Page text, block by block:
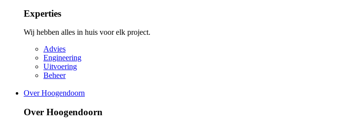
Experties
Wij hebben alles in huis voor elk project.
Advies
Engineering
Uitvoering
Beheer
Over Hoogendoorn
Over Hoogendoorn